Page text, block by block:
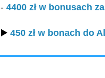
- 4400 zł w bonusach
▶️ 450 zł w bonach do